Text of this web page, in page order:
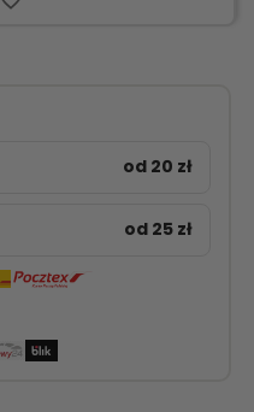
od 20 zł
od 25 zł